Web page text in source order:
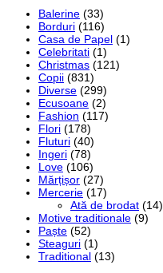
Balerine (33)
Borduri (116)
Casa de Papel (1)
Celebritati (1)
Christmas (121)
Copii (831)
Diverse (299)
Ecusoane (2)
Fashion (117)
Flori (178)
Fluturi (40)
Ingeri (78)
Love (106)
Mărțișor (27)
Mercerie (17)
Ată de brodat (14)
Motive traditionale (9)
Paște (52)
Steaguri (1)
Traditional (13)